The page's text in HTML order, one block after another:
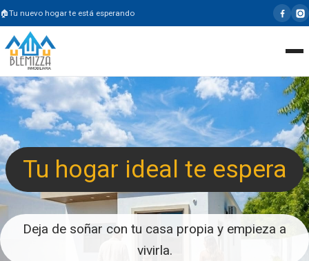
Tu nuevo hogar te está esperando
Tu hogar ideal te espera
Deja de soñar con tu casa propia y empieza a
vivirla.